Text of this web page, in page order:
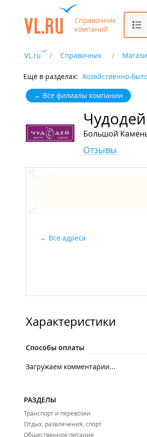
Справочник
компаний
VL.ru Справочник
Ещё в разделах: Хозяйственно-
← Все филиалы компании
Чудодей
Большой
Отзывы
Все адреса
Характеристики
Способы оплаты
Загружаем комментарии...
РАЗДЕЛЫ
Транспорт и перевозки
Отдых, развлечения, спорт
Общественное питание